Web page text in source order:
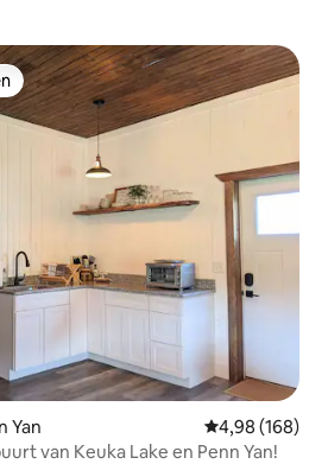
Yan Gemiddelde
4,98 (168)
van Keuka Lake en Penn Yan!